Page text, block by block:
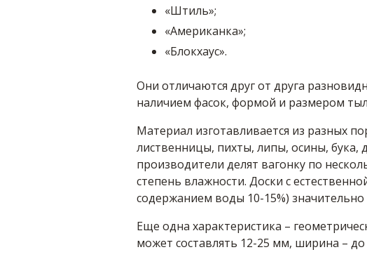
«Штиль»;
«Американка»;
«Блокхаус».
Они отличаются друг от друга
наличием фасок, формой и размером
Материал изготавливается из разных
лиственницы, пихты, липы, осины, бука,
производители делят вагонку по
степень влажности. Доски с
содержанием воды 10-15%)
Еще одна характеристика –
может составлять 12-25 мм, ширина –